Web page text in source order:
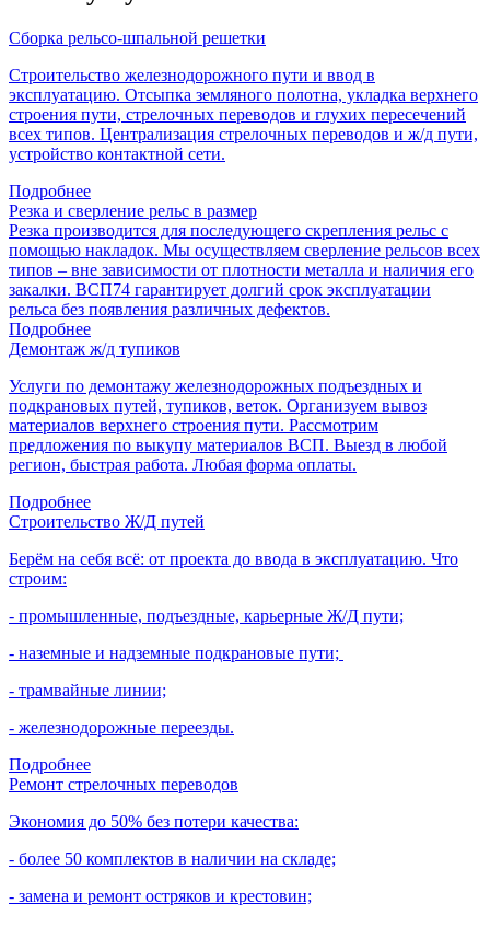
Сборка рельсо-шпальной решетки
Строительство железнодорожного пути и ввод в
эксплуатацию. Отсыпка земляного полотна, укладка верхнего
строения пути, стрелочных переводов и глухих пересечений
всех типов. Централизация стрелочных переводов и ж/д пути,
устройство контактной сети.
Подробнее
Резка и сверление рельс в размер
Резка производится для последующего скрепления рельс с
помощью накладок. Мы осуществляем сверление рельсов всех
типов – вне зависимости от плотности металла и наличия его
закалки. ВСП74 гарантирует долгий срок эксплуатации
рельса без появления различных дефектов.
Подробнее
Демонтаж ж/д тупиков
Услуги по демонтажу железнодорожных подъездных и
подкрановых путей, тупиков, веток. Организуем вывоз
материалов верхнего строения пути. Рассмотрим
предложения по выкупу материалов ВСП. Выезд в любой
регион, быстрая работа. Любая форма оплаты.
Подробнее
Строительство Ж/Д путей
Берём на себя всё: от проекта до ввода в эксплуатацию. Что
строим:
- промышленные, подъездные, карьерные Ж/Д пути;
- наземные и надземные подкрановые пути;
- трамвайные линии;
- железнодорожные переезды.
Подробнее
Ремонт стрелочных переводов
Экономия до 50% без потери качества:
- более 50 комплектов в наличии на складе;
- замена и ремонт остряков и крестовин;